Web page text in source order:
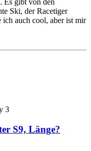
Ski, der Racetiger
auch cool, aber ist mir
3
S9, Länge?